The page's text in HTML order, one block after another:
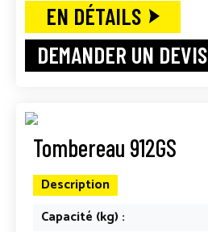
EN DÉTAILS
DEMANDER UN DEVIS
Tombereau 912GS
Description
Capacité (kg) :